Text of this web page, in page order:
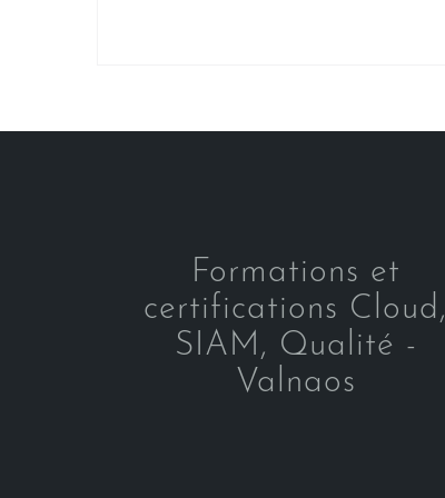
Formations et
certifications Cloud,
SIAM, Qualité -
Valnaos